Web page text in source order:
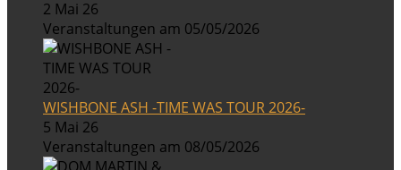
2 Mai 26
Veranstaltungen am 05/05/2026
WISHBONE ASH -TIME WAS TOUR 2026-
5 Mai 26
Veranstaltungen am 08/05/2026